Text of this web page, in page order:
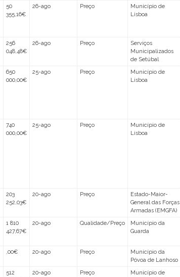
50
355,16€
26-ago Preço
Município de
Lisboa
256
048,48€
26-ago Preço
Serviços
Municipalizados
de Setúbal
650
000,00€
25-ago Preço
Município de
Lisboa
740
000,00€
25-ago Preço
Município de
Lisboa
203
252,03€
20-ago Preço
Estado-Maior-
General das Forças
Armadas (EMGFA)
1 810
427,67€
20-ago Qualidade/Preço
Município da
Guarda
,00€ 20-ago Preço
Município da
Póvoa de Lanhoso
512
20-ago Preço
Município de